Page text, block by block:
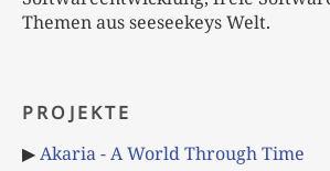
Themen aus seeseekeys Welt.
PROJEKTE
▶Akaria - A World Through Time